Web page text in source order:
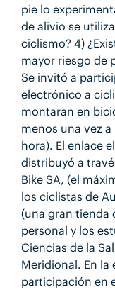
pie lo
de alivio se
ciclismo? 4)
mayor riesgo de
Se invitó a
electrónico a
montaran en
menos una vez
hora). El enlace
distribuyó a
Bike SA, (el
los ciclistas de
(una gran tienda
personal y los
Ciencias de la
Meridional. En la
participación en